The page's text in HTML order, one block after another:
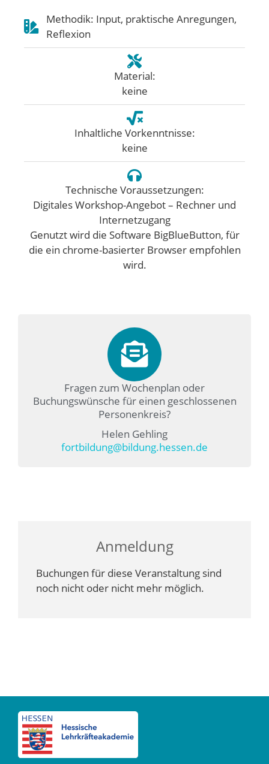
Methodik: Input, praktische Anregungen,
Reflexion
Material:
keine
Inhaltliche Vorkenntnisse:
keine
Technische Voraussetzungen:
Digitales Workshop-Angebot – Rechner und
Internetzugang
Genutzt wird die Software BigBlueButton, für
die ein chrome-basierter Browser empfohlen
wird.
Fragen zum Wochenplan oder
Buchungswünsche für einen geschlossenen
Personenkreis?
Helen Gehling
fortbildung@bildung.hessen.de
Anmeldung
Buchungen für diese Veranstaltung sind
noch nicht oder nicht mehr möglich.